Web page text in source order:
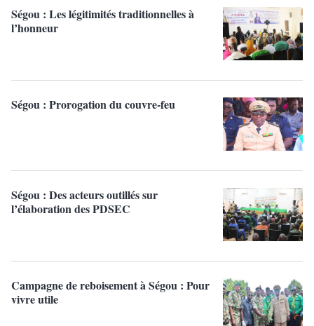
Ségou : Les légitimités traditionnelles à
l’honneur
Ségou : Prorogation du couvre-feu
Ségou : Des acteurs outillés sur
l’élaboration des PDSEC
Campagne de reboisement à Ségou : Pour
vivre utile